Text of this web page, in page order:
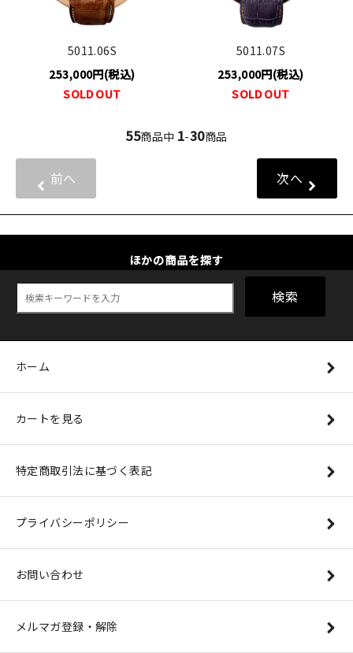
5011.06S
253,000円(税込)
SOLD OUT
5011.07S
253,000円(税込)
SOLD OUT
55商品中 1-30商品
前へ 次へ
ほかの商品を探す
検索
ホーム
カートを見る
特定商取引法に基づく表記
プライバシーポリシー
お問い合わせ
メルマガ登録・解除